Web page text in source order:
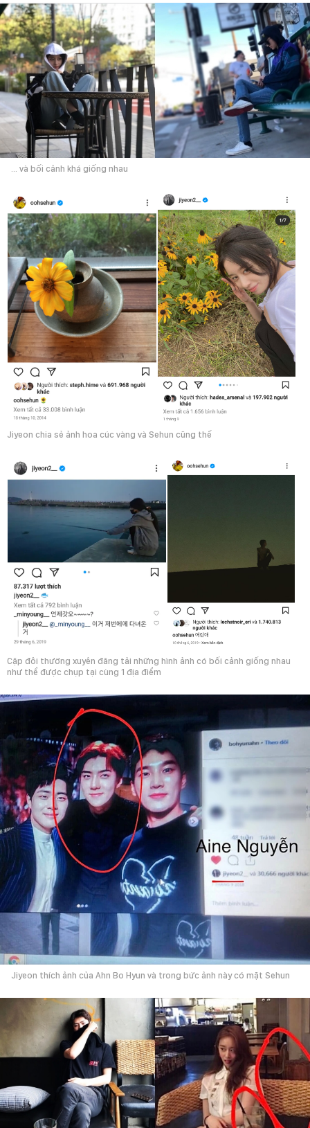
... và bối cảnh khá giống nhau
Jiyeon chia sẻ ảnh hoa cúc vàng và Sehun cũng thế
Cặp đôi thường xuyên đăng tải những hình ảnh có bối cảnh giống nhau
như thể được chụp tại cùng 1 địa điểm
Jiyeon thích ảnh của Ahn Bo Hyun và trong bức ảnh này có mặt Sehun